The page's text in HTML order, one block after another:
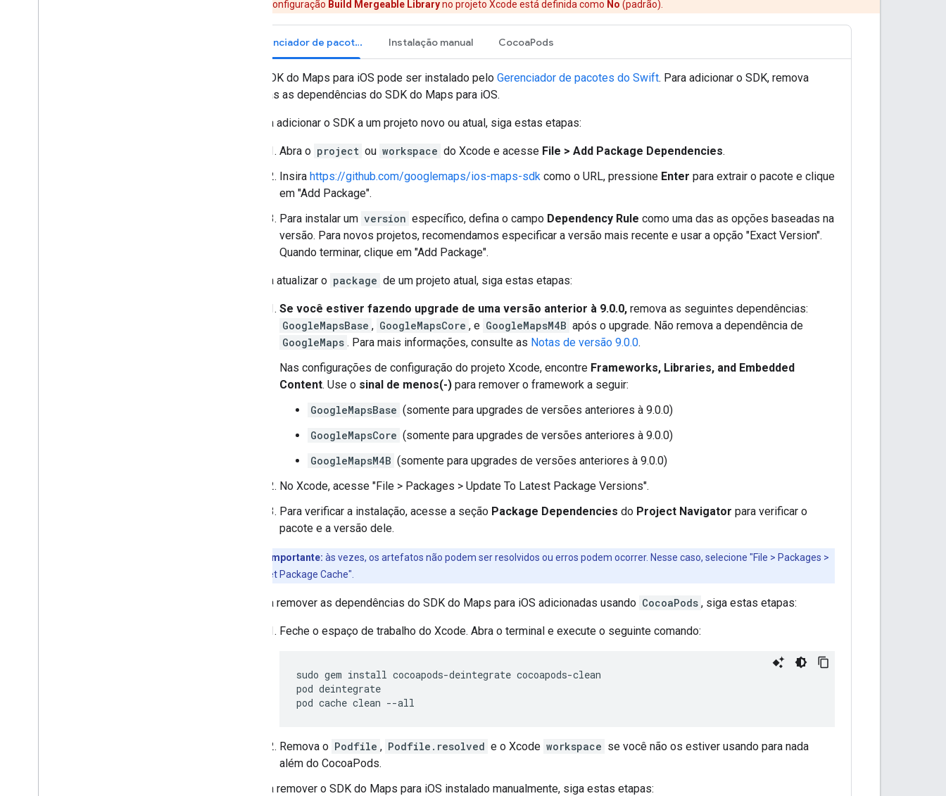
verifique se a configuração Build Mergeable Libraryno projeto Xcode está definida como No (padrão).
Gerenciador de pacotes do Swift Instalação manual CocoaPods
O SDK do Maps para iOS pode ser instalado pelo Gerenciador de pacotes do Swift. Para adicionar o SDK, remova
todas as dependências do SDK do Maps para iOS.
Para adicionar o SDK a um projeto novo ou atual, siga estas etapas:
Abra o project ou workspace do Xcode e acesse File > Add Package Dependencies.
Insira https://github.com/googlemaps/ios-maps-sdk como o URL, pressione Enter para extrair o pacote e clique
em "Add Package".
Para instalar um version específico, defina o campo Dependency Rule como uma das as opções baseadas na
versão. Para novos projetos, recomendamos especificar a versão mais recente e usar a opção "Exact Version".
Quando terminar, clique em "Add Package".
Para atualizar o package de um projeto atual, siga estas etapas:
Se você estiver fazendo upgrade de uma versão anterior à 9.0.0, remova as seguintes dependências:
GoogleMapsBase , GoogleMapsCore , e GoogleMapsM4B após o upgrade. Não remova a dependência de
GoogleMaps . Para mais informações, consulte as Notas de versão 9.0.0.
Nas configurações de configuração do projeto Xcode, encontre Frameworks, Libraries, and Embedded
Content. Use o sinal de menos(-) para remover o framework a seguir:
GoogleMapsBase (somente para upgrades de versões anteriores à 9.0.0)
GoogleMapsCore (somente para upgrades de versões anteriores à 9.0.0)
GoogleMapsM4B (somente para upgrades de versões anteriores à 9.0.0)
No Xcode, acesse "File > Packages > Update To Latest Package Versions".
Para verificar a instalação, acesse a seção Package Dependencies do Project Navigator para verificar o
pacote e a versão dele.
Importante: às vezes, os artefatos não podem ser resolvidos ou erros podem ocorrer. Nesse caso, selecione "File > Packages >
Reset Package Cache".
Para remover as dependências do SDK do Maps para iOS adicionadas usando CocoaPods , siga estas etapas:
Feche o espaço de trabalho do Xcode. Abra o terminal e execute o seguinte comando:
sudo gem install cocoapods-deintegrate cocoapods-clean
pod deintegrate
pod cache clean --all
Remova o Podfile , Podfile.resolved e o Xcode workspace se você não os estiver usando para nada
além do CocoaPods.
Para remover o SDK do Maps para iOS instalado manualmente, siga estas etapas: